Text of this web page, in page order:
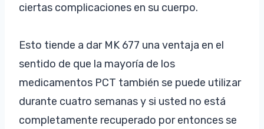
ciertas complicaciones en su cuerpo.
Esto tiende a dar MK 677 una ventaja en el
sentido de que la mayoría de los
medicamentos PCT también se puede utilizar
durante cuatro semanas y si usted no está
completamente recuperado por entonces se